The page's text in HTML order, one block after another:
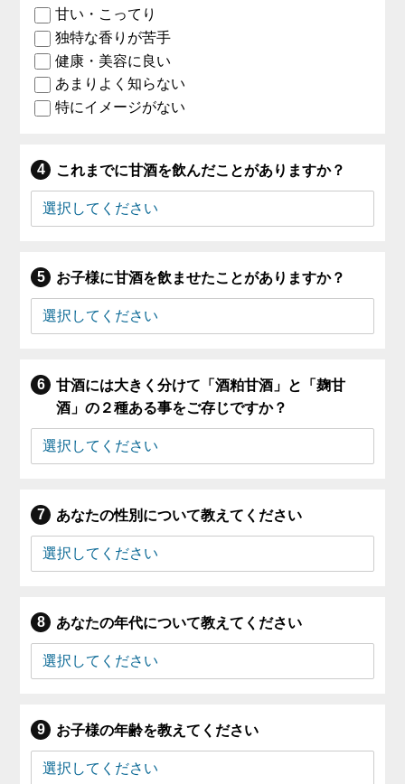
甘い・こってり
独特な香りが苦手
健康・美容に良い
あまりよく知らない
特にイメージがない
これまでに甘酒を飲んだことがありますか？
お子様に甘酒を飲ませたことがありますか？
甘酒には大きく分けて「酒粕甘酒」と「麹甘
酒」の２種ある事をご存じですか？
あなたの性別について教えてください
あなたの年代について教えてください
お子様の年齢を教えてください